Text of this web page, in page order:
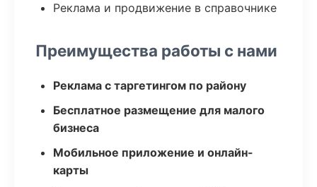
Реклама и продвижение в справочнике
Преимущества работы с нами
Реклама с таргетингом по району
Бесплатное размещение для малого
бизнеса
Мобильное приложение и онлайн-
карты